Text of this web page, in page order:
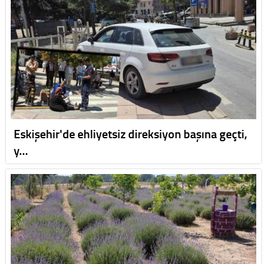
Eskişehir'de ehliyetsiz direksiyon başına geçti,
y…